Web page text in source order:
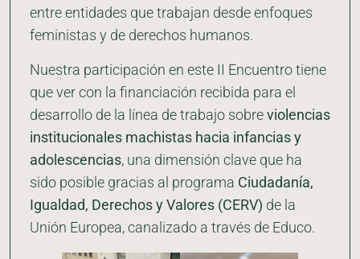
entre entidades que trabajan desde enfoques
feministas y de derechos humanos.
Nuestra participación en este II Encuentro tiene
que ver con la financiación recibida para el
desarrollo de la línea de trabajo sobre violencias
institucionales machistas hacia infancias y
adolescencias, una dimensión clave que ha
sido posible gracias al programa Ciudadanía,
Igualdad, Derechos y Valores (CERV) de la
Unión Europea, canalizado a través de Educo.